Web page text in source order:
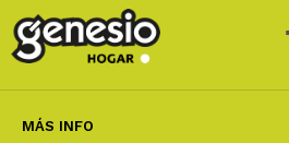
MÁS INFO